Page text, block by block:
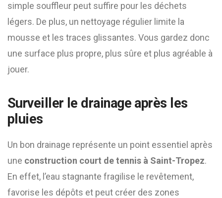
simple souffleur peut suffire pour les déchets
légers. De plus, un nettoyage régulier limite la
mousse et les traces glissantes. Vous gardez donc
une surface plus propre, plus sûre et plus agréable à
jouer.
Surveiller le drainage après les
pluies
Un bon drainage représente un point essentiel après
une construction court de tennis à Saint-Tropez.
En effet, l’eau stagnante fragilise le revêtement,
favorise les dépôts et peut créer des zones